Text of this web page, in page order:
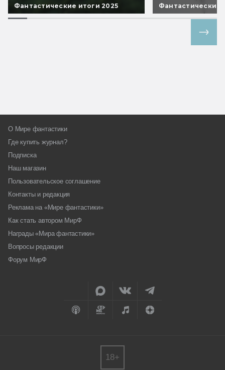
Фантастические итоги 2025 Фантастические
О Мире фантастики
Где купить журнал?
Подписка
Наш магазин
Пользовательское соглашение
Контакты и редакция
Реклама на «Мире фантастики»
Как стать автором МирФ
Награды «Мира фантастики»
Вопросы редакции
Форум МирФ
18+